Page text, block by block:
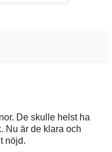
De skulle helst ha
Nu är de klara och
nöjd.